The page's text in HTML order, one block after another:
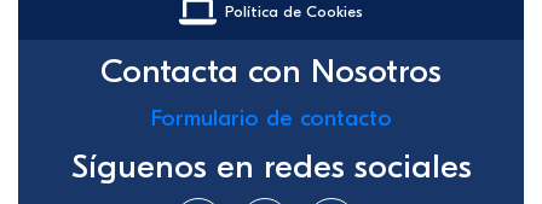
Política de Cookies
Contacta con Nosotros
Formulario de contacto
Síguenos en redes sociales